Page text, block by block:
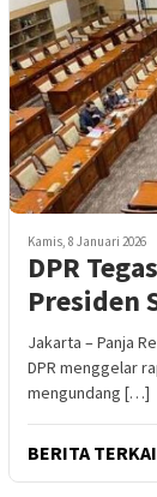
Kamis, 8 Januari 2026
DPR
Presiden
Jakarta – Panja
DPR menggelar
mengundang […]
BERITA